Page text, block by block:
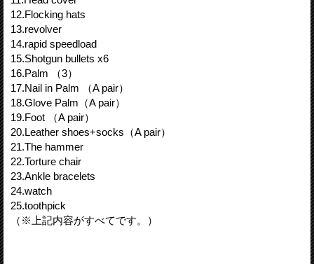
12.Flocking hats
13.revolver
14.rapid speedload
15.Shotgun bullets x6
16.Palm （3）
17.Nail in Palm （A pair）
18.Glove Palm（A pair）
19.Foot （A pair）
20.Leather shoes+socks（A pair）
21.The hammer
22.Torture chair
23.Ankle bracelets
24.watch
25.toothpick
（※上記内容がすべてです。）